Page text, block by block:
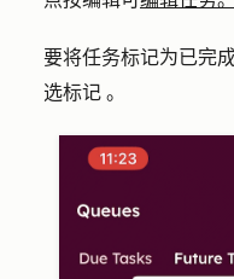
要将任务标记为已完
选标记 。